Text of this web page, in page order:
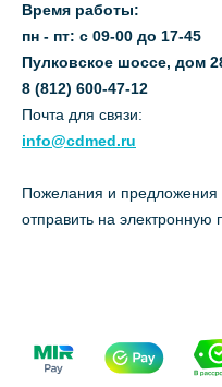
Время работы:
пн - пт: с 09-00 до 17-45
Пулковское шоссе, дом
8 (812) 600-47-12
Почта для связи:
info@cdmed.ru
Пожелания и предложения
отправить на электронную